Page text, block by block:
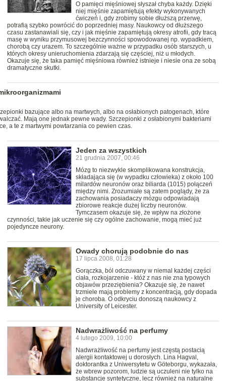
O pamięci mięśniowej słyszał chyba każdy. Dzięki
niej mięśnie zapamiętują efekty wykonywanych
ćwiczeń i, gdy zrobimy sobie dłuższą przerwę,
potrafią szybko powrócić do poprzedniej masy. Naukowcy od dłuższego
czasu zastanawiali się, czy i jak mięśnie zapamiętują okresy atrofii, gdy tracą
masę w wyniku przymusowej bezczynności spowodowanej np. wypadkiem,
chorobą czy urazem. To szczególnie ważne w przypadku osób starszych, u
których okresy unieruchomienia zdarzają się częściej, niż u młodych.
Okazuje się, że taka pamięć mięśniowa również istnieje i niesie ona ze sobą
dramatyczne skutki.
bazujące albo na martwych, albo na osłabionych patogenach, które
Mają one jednak pewne wady. Szczepionki z osłabionymi bakteriami
a te z martwymi powtarzania co pewien czas.
Jeden za wszystkich
21 grudnia 2007, 00:46
Mózg to niezwykle skomplikowana konstrukcja,
składająca się (w wypadku człowieka) z około 100
milardów neuronów oraz biliarda (1015) połączeń
między nimi. Zrozumiałe są zatem poglądy, że za
zachowania posiadaczy mózgu odpowiadają
zbiorowe reakcje dużej liczby neuronów.
Tymczasem okazuje się, że wpływ na złożone
czynności, takie jak uczenie się czy ogólne zachowanie, mogą mieć już
pojedyncze neurony.
Owady chorują podobnie do nas
17 lipca 2008, 01:28
Gorączka, ból odczuwany w niemal każdej części
ciała, rozkojarzenie - któż z nas nie zna typowych
objawów przeziębienia? Okazuje się, że nawet
trzmiele mają problemy z koncentracją, gdy dopada
je choroba. O odkryciu donoszą naukowcy z
University of Leicester.
Nadwrażliwość na perfumy
4 lutego 2009, 10:00
Nadwrażliwość na perfumy jest częstą postacią
alergii kontaktowej u dorosłych. Lina Hagval,
doktorantka z Uniwersytetu w Göteborgu, wykazała,
że wbrew pozorom, ludzie są uczuleni nie tylko na
substancje syntetyczne, lecz również na naturalne